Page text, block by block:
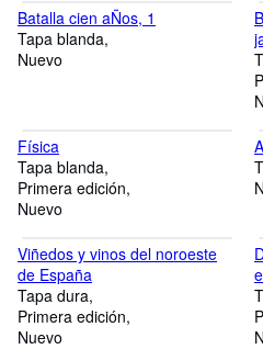
Batalla cien aÑos, 1
Tapa blanda
Nuevo
Física
Tapa blanda
Primera edición
Nuevo
Viñedos y vinos del noroeste
de España
Tapa dura
Primera edición
Nuevo